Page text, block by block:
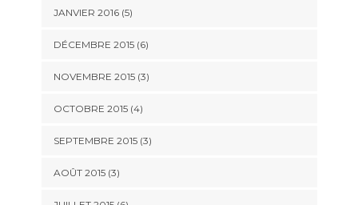
JANVIER 2016(5)
DÉCEMBRE 2015(6)
NOVEMBRE 2015(3)
OCTOBRE 2015(4)
SEPTEMBRE 2015(3)
AOÛT 2015(3)